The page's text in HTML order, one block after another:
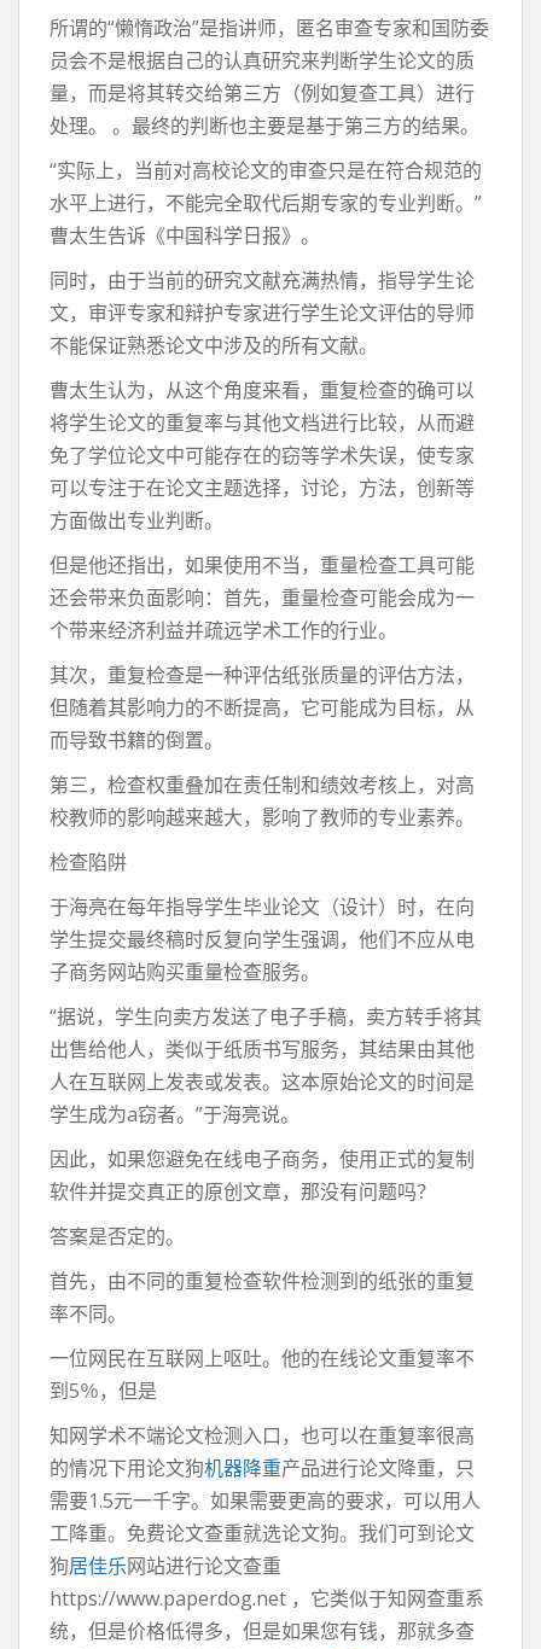
所谓的“懒惰政治”是指讲师，匿名审查专家和国防委
员会不是根据自己的认真研究来判断学生论文的质
量，而是将其转交给第三方（例如复查工具）进行
处理。 。最终的判断也主要是基于第三方的结果。
“实际上，当前对高校论文的审查只是在符合规范的
水平上进行，不能完全取代后期专家的专业判断。”
曹太生告诉《中国科学日报》。
同时，由于当前的研究文献充满热情，指导学生论
文，审评专家和辩护专家进行学生论文评估的导师
不能保证熟悉论文中涉及的所有文献。
曹太生认为，从这个角度来看，重复检查的确可以
将学生论文的重复率与其他文档进行比较，从而避
免了学位论文中可能存在的窃等学术失误，使专家
可以专注于在论文主题选择，讨论，方法，创新等
方面做出专业判断。
但是他还指出，如果使用不当，重量检查工具可能
还会带来负面影响：首先，重量检查可能会成为一
个带来经济利益并疏远学术工作的行业。
其次，重复检查是一种评估纸张质量的评估方法，
但随着其影响力的不断提高，它可能成为目标，从
而导致书籍的倒置。
第三，检查权重叠加在责任制和绩效考核上，对高
校教师的影响越来越大，影响了教师的专业素养。
检查陷阱
于海亮在每年指导学生毕业论文（设计）时，在向
学生提交最终稿时反复向学生强调，他们不应从电
子商务网站购买重量检查服务。
“据说，学生向卖方发送了电子手稿，卖方转手将其
出售给他人，类似于纸质书写服务，其结果由其他
人在互联网上发表或发表。这本原始论文的时间是
学生成为a窃者。”于海亮说。
因此，如果您避免在线电子商务，使用正式的复制
软件并提交真正的原创文章，那没有问题吗？
答案是否定的。
首先，由不同的重复检查软件检测到的纸张的重复
率不同。
一位网民在互联网上呕吐。他的在线论文重复率不
到5％，但是
知网学术不端论文检测入口，也可以在重复率很高
的情况下用论文狗机器降重产品进行论文降重，只
需要1.5元一千字。如果需要更高的要求，可以用人
工降重。免费论文查重就选论文狗。我们可到论文
狗居佳乐网站进行论文查重
https://www.paperdog.net ，它类似于知网查重系
统，但是价格低得多，但是如果您有钱，那就多查